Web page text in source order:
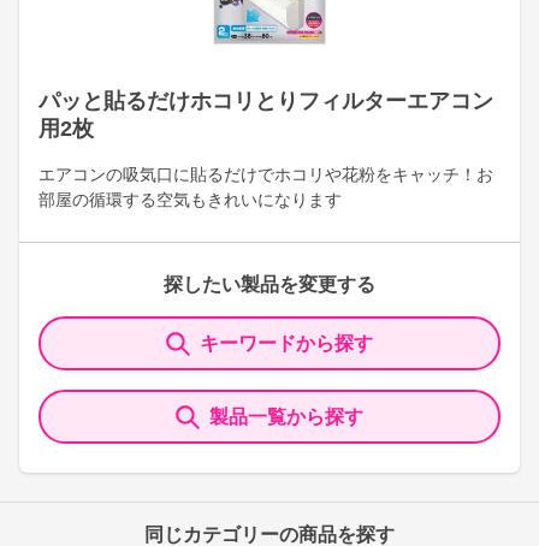
パッと貼るだけホコリとりフィルターエアコン
用2枚
エアコンの吸気口に貼るだけでホコリや花粉をキャッチ！お
部屋の循環する空気もきれいになります
探したい製品を変更する
キーワードから探す
製品一覧から探す
同じカテゴリーの商品を探す